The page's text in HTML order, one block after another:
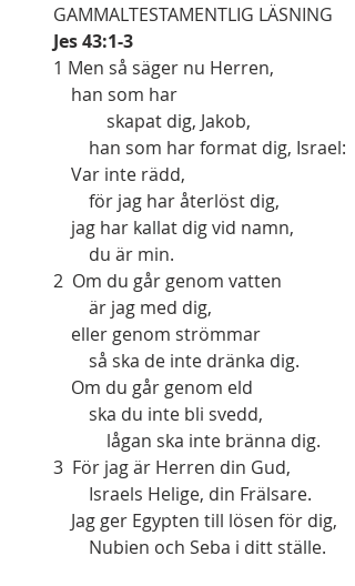
GAMMALTESTAMENTLIG LÄSNING
Jes 43:1-3
1 Men så säger nu Herren,
    han som har
            skapat dig, Jakob,
        han som har format dig, Israel:
    Var inte rädd,
        för jag har återlöst dig,
    jag har kallat dig vid namn,
        du är min.
2  Om du går genom vatten
        är jag med dig,
    eller genom strömmar
        så ska de inte dränka dig.
    Om du går genom eld
        ska du inte bli svedd,
            lågan ska inte bränna dig.
3  För jag är Herren din Gud,
        Israels Helige, din Frälsare.
    Jag ger Egypten till lösen för dig,
        Nubien och Seba i ditt ställe.